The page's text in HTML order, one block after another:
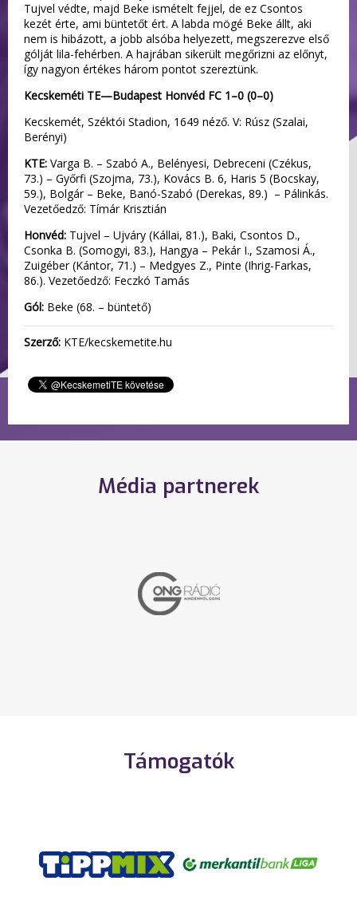
Tujvel védte, majd Beke ismételt fejjel, de ez Csontos
kezét érte, ami büntetőt ért. A labda mögé Beke állt, aki
nem is hibázott, a jobb alsóba helyezett, megszerezve első
gólját lila-fehérben. A hajrában sikerült megőrizni az előnyt,
így nagyon értékes három pontot szereztünk.
Kecskeméti TE—Budapest Honvéd FC 1–0 (0–0)
Kecskemét, Széktói Stadion, 1649 néző. V: Rúsz (Szalai,
Berényi)
KTE: Varga B. – Szabó A., Belényesi, Debreceni (Czékus,
73.) – Győrfi (Szojma, 73.), Kovács B. 6, Haris 5 (Bocskay,
59.), Bolgár – Beke, Banó-Szabó (Derekas, 89.) – Pálinkás.
Vezetőedző: Tímár Krisztián
Honvéd: Tujvel – Ujváry (Kállai, 81.), Baki, Csontos D.,
Csonka B. (Somogyi, 83.), Hangya – Pekár I., Szamosi Á.,
Zuigéber (Kántor, 71.) – Medgyes Z., Pinte (Ihrig-Farkas,
86.). Vezetőedző: Feczkó Tamás
Gól: Beke (68. – büntető)
Szerző: KTE/kecskemetite.hu
Média partnerek
Támogatók